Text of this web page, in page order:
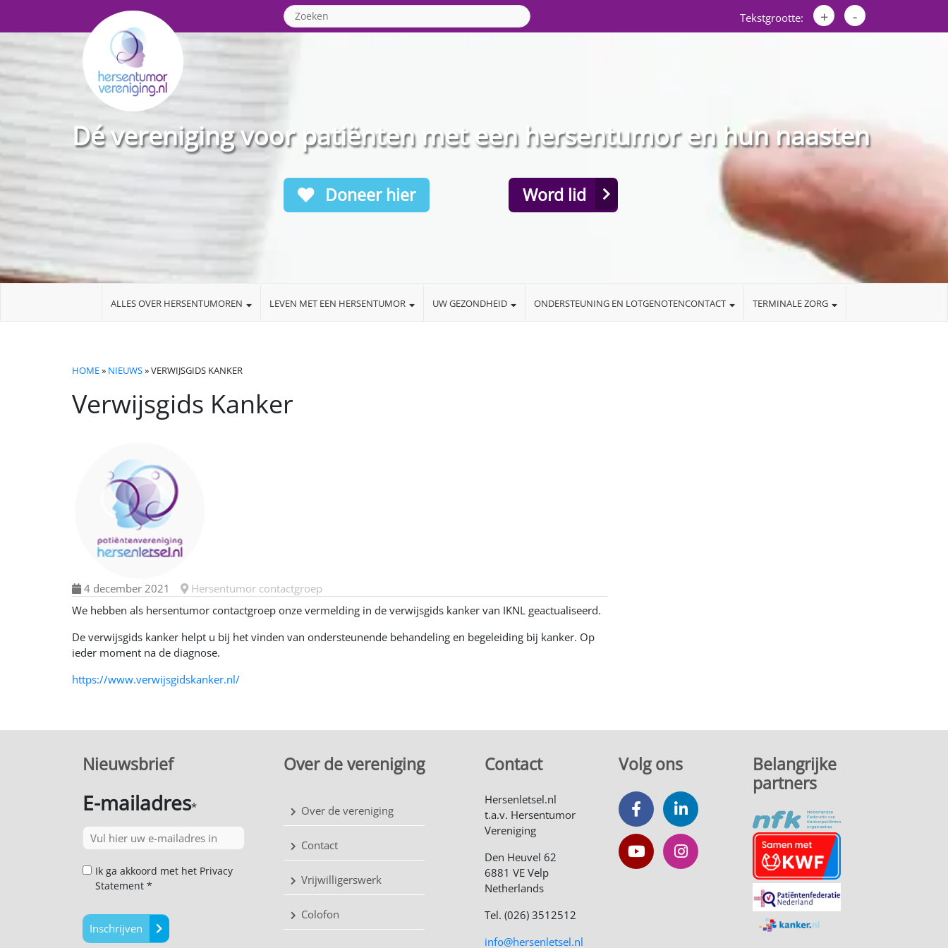
Tekstgrootte: + -
Dé vereniging voor patiënten met een hersentumor en hun naasten
Doneer hier Word lid
ALLES OVER HERSENTUMOREN LEVEN MET EEN HERSENTUMOR UW GEZONDHEID ONDERSTEUNING EN LOTGENOTENCONTACT TERMINALE ZORG
HOME» NIEUWS» VERWIJSGIDS KANKER
Verwijsgids Kanker
4 december 2021
Hersentumor contactgroep
We hebben als hersentumor contactgroep onze vermelding in de verwijsgids kanker van IKNL geactualiseerd.
De verwijsgids kanker helpt u bij het vinden van ondersteunende behandeling en begeleiding bij kanker. Op
ieder moment na de diagnose.
https://www.verwijsgidskanker.nl/
Nieuwsbrief
E-mailadres*
Ik ga akkoord met het Privacy
Statement *
Inschrijven
Over de vereniging
Over de vereniging
Contact
Vrijwilligerswerk
Colofon
Contact
Hersenletsel.nl
t.a.v. Hersentumor
Vereniging
Den Heuvel 62
6881 VE Velp
Netherlands
Tel. (026) 3512512
info@hersenletsel.nl
Volg ons
Belangrijke
partners